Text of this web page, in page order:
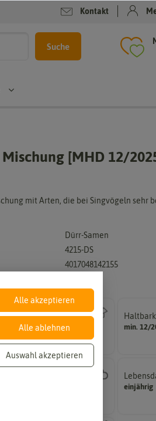
Kontakt
Suche
[MHD 12/
mit Arten, die bei Singvögeln sehr
Dürr-Samen
4215-DS
4017048142155
viel ist enthalten min. 12/
gut
die Pflanze? (schattig, einjährig
Pflanzen
Alle akzeptieren
Alle ablehnen
Auswahl akzeptieren